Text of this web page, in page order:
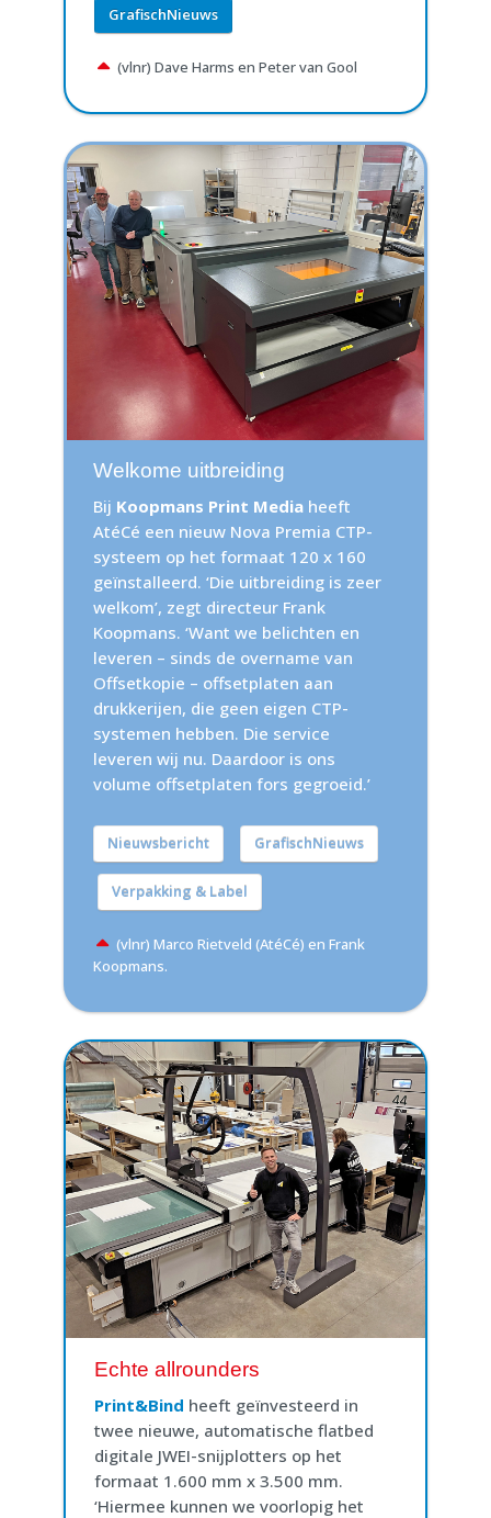
GrafischNieuws
(vlnr) Dave Harms en Peter van Gool
Welkome uitbreiding
Bij Koopmans Print Media heeft
AtéCé een nieuw Nova Premia CTP-
systeem op het formaat 120 x 160
geïnstalleerd. ‘Die uitbreiding is zeer
welkom’, zegt directeur Frank
Koopmans. ‘Want we belichten en
leveren – sinds de overname van
Offsetkopie – offsetplaten aan
drukkerijen, die geen eigen CTP-
systemen hebben. Die service
leveren wij nu. Daardoor is ons
volume offsetplaten fors gegroeid.’
Nieuwsbericht GrafischNieuws
Verpakking & Label
(vlnr) Marco Rietveld (AtéCé) en Frank
Koopmans.
Echte allrounders
Print&Bind heeft geïnvesteerd in
twee nieuwe, automatische flatbed
digitale JWEI-snijplotters op het
formaat 1.600 mm x 3.500 mm.
‘Hiermee kunnen we voorlopig het